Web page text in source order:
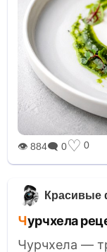
👁 884🗨 0♡ 0
Красивые
Чурчхела
Чурчхела —